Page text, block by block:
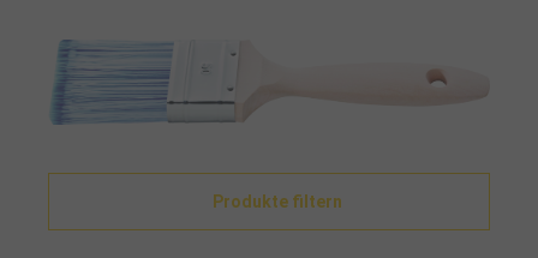
Produkte filtern